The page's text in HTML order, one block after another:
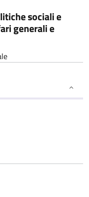
sociali e
generali e